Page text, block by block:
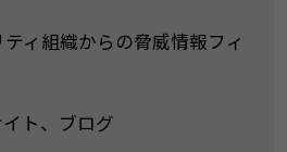
ィ組織からの脅威情報フィ
ト、ブログ